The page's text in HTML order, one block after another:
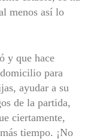
menos así lo
y que hace
para
ayudar a su
de la partida,
ciertamente,
tiempo. ¡No